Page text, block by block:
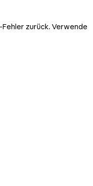
zurück. Verwende